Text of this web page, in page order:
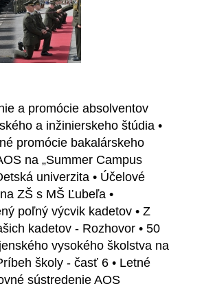
a promócie absolventov
a inžinierskeho štúdia •
promócie bakalárskeho
na „Summer Campus
univerzita • Účelové
ZŠ s MŠ Ľubeľa •
poľný výcvik kadetov • Z
kadetov - Rozhovor • 50
vysokého školstva na
školy - časť 6 • Letné
sústredenie AOS